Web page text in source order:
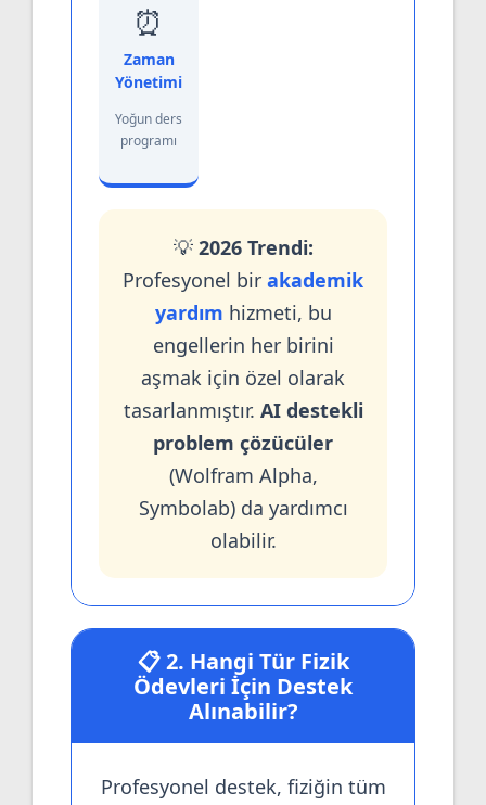
⏰
Zaman
Yönetimi
Yoğun ders
programı
💡 2026 Trendi:
Profesyonel bir akademik
yardım hizmeti, bu
engellerin her birini
aşmak için özel olarak
tasarlanmıştır. AI destekli
problem çözücüler
(Wolfram Alpha,
Symbolab) da yardımcı
olabilir.
📋 2. Hangi Tür Fizik
Ödevleri İçin Destek
Alınabilir?
Profesyonel destek, fiziğin tüm